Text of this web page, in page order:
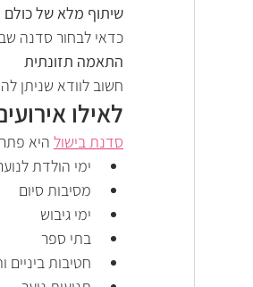
שיתוף מלא של כולם
כדאי לבחור סדנה
התאמה תזונתית
חשוב לוודא שניתן
לאילו
סדנת בישול היא
ימי הולדת
מסיבות סיום
ימי גיבוש
בתי ספר
חטיבות ביניים